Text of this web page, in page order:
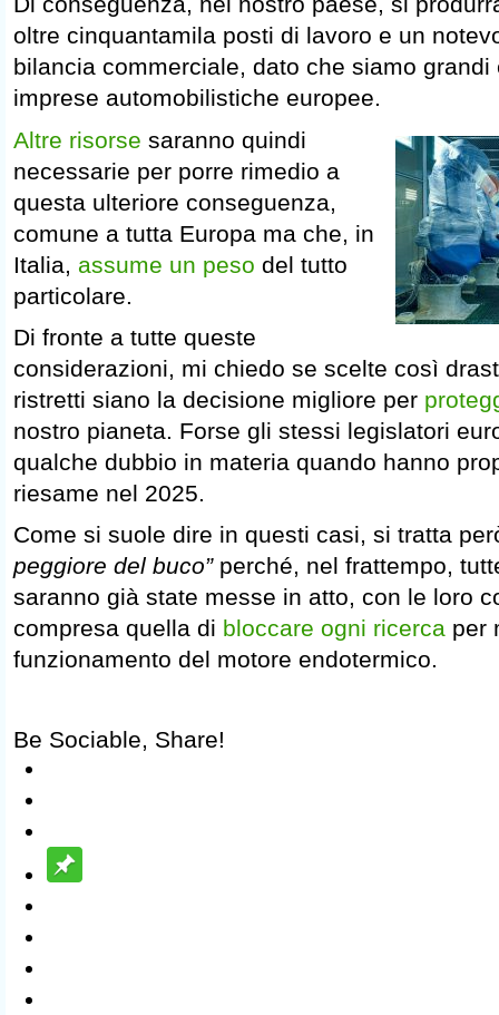
oltre cinquantamila posti di lavoro e un
bilancia commerciale, dato che siamo
imprese automobilistiche europee.
Altre risorse saranno quindi
necessarie per porre rimedio a
questa ulteriore conseguenza,
comune a tutta Europa ma che, in
Italia, assume un peso del tutto
particolare.
Di fronte a tutte queste
considerazioni, mi chiedo se scelte così
ristretti siano la decisione migliore per
nostro pianeta. Forse gli stessi legislatori
qualche dubbio in materia quando hanno
riesame nel 2025.
Come si suole dire in questi casi, si tratta
peggiore del buco”perché, nel frattempo,
saranno già state messe in atto, con le loro
compresa quella di bloccare ogni ricerca per
funzionamento del motore endotermico.
Be Sociable, Share!